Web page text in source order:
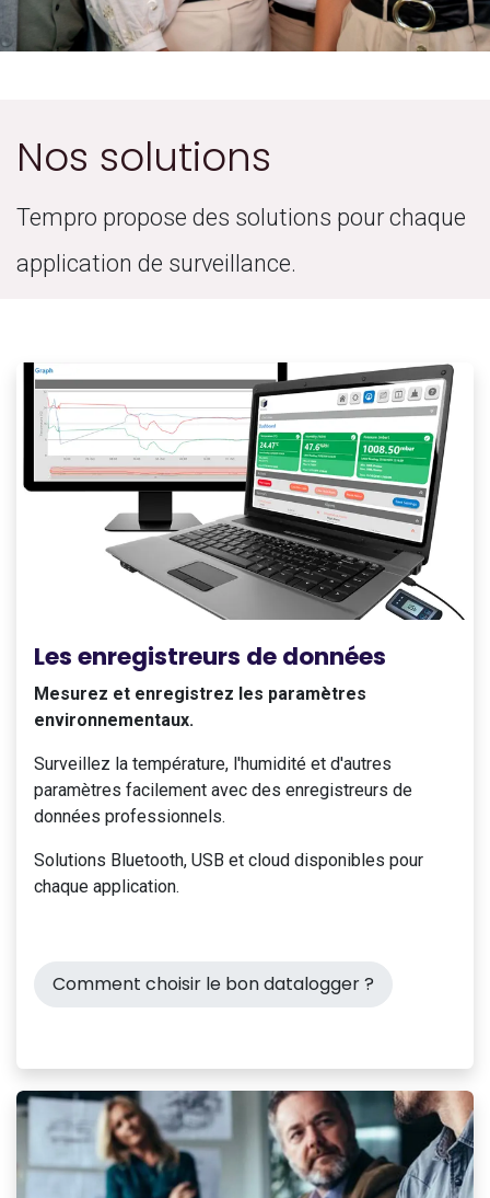
Nos solutions
Tempro propose des solutions pour chaque
application de surveillance.
Les enregistreurs de données
Mesurez et enregistrez les paramètres
environnementaux.
Surveillez la température, l'humidité et d'autres
paramètres facilement avec des enregistreurs de
données professionnels.
Solutions Bluetooth, USB et cloud disponibles pour
chaque application.
Comment choisir le bon datalogger ?